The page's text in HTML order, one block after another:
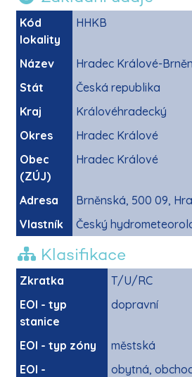
Kód
lokality
HHKB
Název
Hradec Králové-
Stát
Česká republika
Kraj
Královéhradecký
Okres
Hradec Králové
Obec
(ZÚJ)
Hradec Králové
Adresa
Brněnská, 500 09,
Vlastník
Český
Klasifikace
Zkratka
T/U/RC
EOI - typ
stanice
dopravní
EOI - typ zóny
městská
EOI -
obytná,